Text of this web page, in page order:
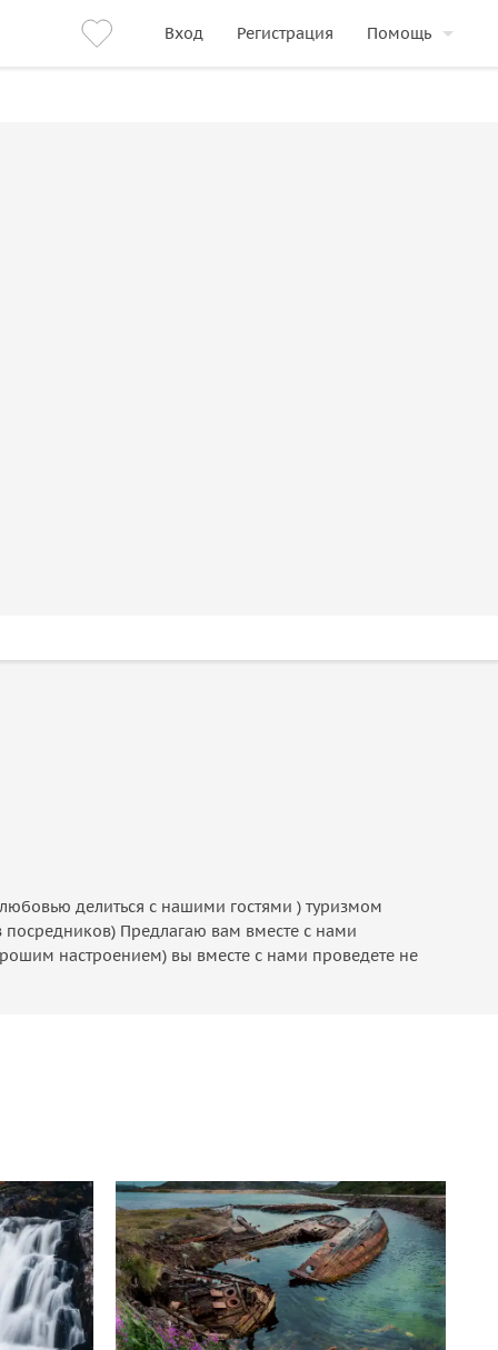
Вход Регистрация Помощь
делиться с нашими гостями ) туризмом
посредников) Предлагаю вам вместе с нами
настроением) вы вместе с нами проведете не